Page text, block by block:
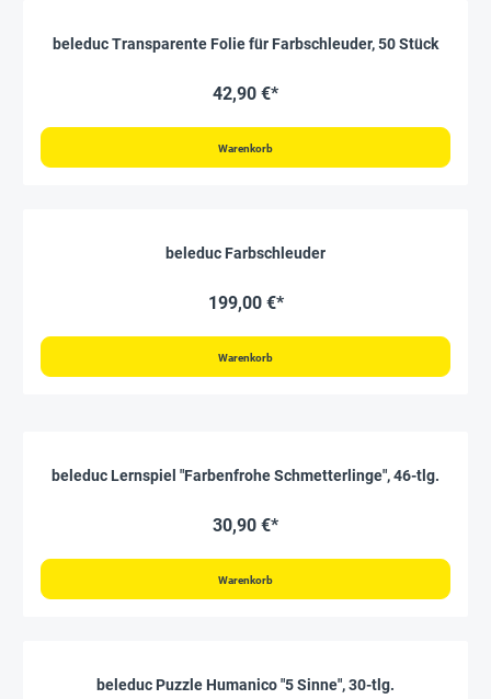
beleduc Transparente Folie für Farbschleuder, 50 Stück
42,90 €*
Warenkorb
beleduc Farbschleuder
199,00 €*
Warenkorb
beleduc Lernspiel "Farbenfrohe Schmetterlinge", 46-tlg.
30,90 €*
Warenkorb
beleduc Puzzle Humanico "5 Sinne", 30-tlg.